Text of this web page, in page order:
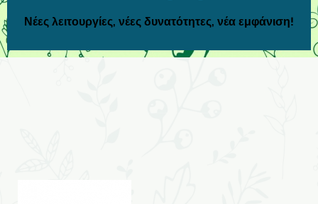
Νέες λειτουργίες, νέες δυνατότητες, νέα εμφάνιση!